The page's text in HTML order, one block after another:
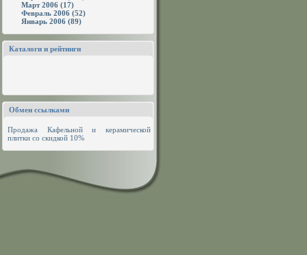
Март 2006 (17)
Февраль 2006 (52)
Январь 2006 (89)
Каталоги и рейтинги
Обмен ссылками
Продажа Кафельной и керамической
плитки со скидкой 10%